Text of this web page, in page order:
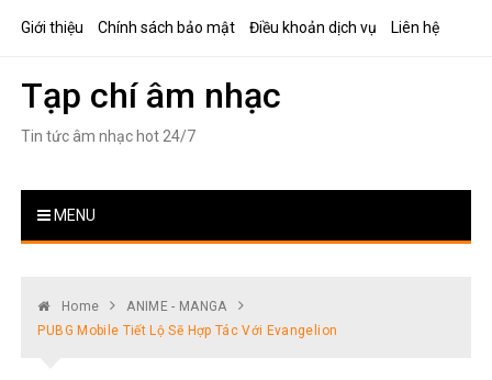
Giới thiệu Chính sách bảo mật Điều khoản dịch vụ Liên hệ
Tạp chí âm nhạc
Tin tức âm nhạc hot 24/7
MENU
Home
ANIME - MANGA
PUBG Mobile Tiết Lộ Sẽ Hợp Tác Với Evangelion